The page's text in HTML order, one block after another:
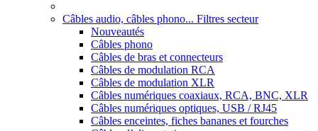
Câbles audio, câbles phono... Filtres secteur
Nouveautés
Câbles phono
Câbles de bras et connecteurs
Câbles de modulation RCA
Câbles de modulation XLR
Câbles numériques coaxiaux, RCA, BNC, XLR
Câbles numériques optiques, USB / RJ45
Câbles enceintes, fiches bananes et fourches